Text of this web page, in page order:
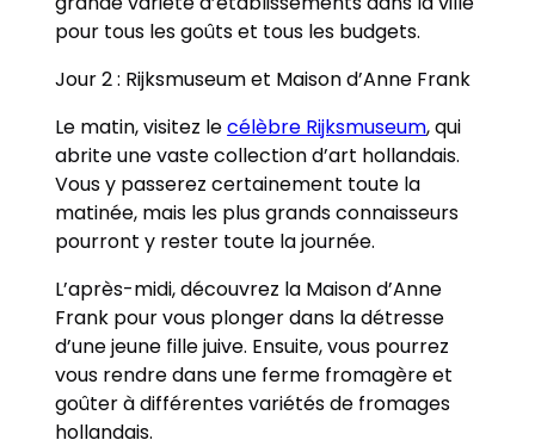
pour tous les goûts et tous les budgets.
Jour 2 : Rijksmuseum et Maison d’Anne Frank
Le matin, visitez lecélèbre Rijksmuseum, qui
abrite une vaste collection d’art hollandais.
Vous y passerez certainement toute la
matinée, mais les plus grands connaisseurs
pourront y rester toute la journée.
L’après-midi, découvrez la Maison d’Anne
Frank pour vous plonger dans la détresse
d’une jeune fille juive. Ensuite, vous pourrez
vous rendre dans une ferme fromagère et
goûter à différentes variétés de fromages
hollandais.